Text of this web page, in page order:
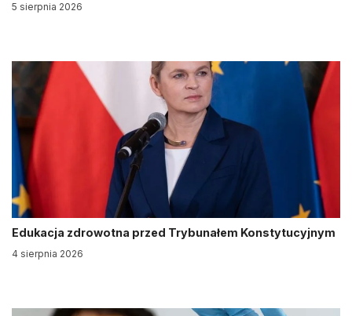
5 sierpnia 2026
Edukacja zdrowotna przed Trybunałem Konstytucyjnym
4 sierpnia 2026